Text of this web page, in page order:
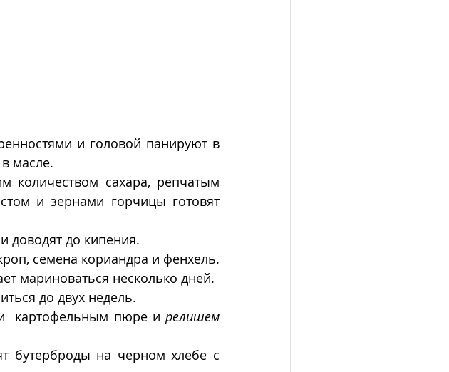
и головой панируют в
масле.
количеством сахара, репчатым
и зернами горчицы готовят
доводят до кипения.
семена кориандра и фенхель.
мариноваться несколько дней.
до двух недель.
картофельным пюре и
релишем
бутерброды на черном хлебе с